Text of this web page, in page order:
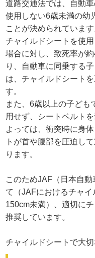
道路交通法では、自動
使用しない6歳未満の幼
ことが決められています
チャイルドシートを使
場合に対し、致死率が
り、自動車に同乗する
は、チャイルドシート
す。
また、6歳以上の子ども
用せず、シートベルト
よっては、衝突時に身
トが首や腹部を圧迫し
ります。
このためJAF（日本自
て（JAFにおけるチャ
150cm未満）、適切に
推奨しています。
チャイルドシートで大